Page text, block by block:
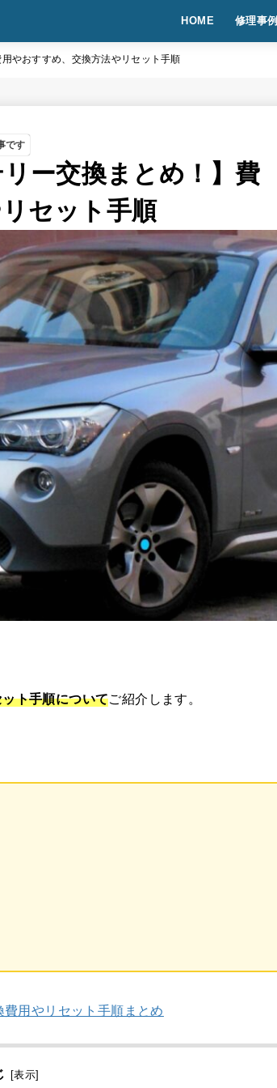
HOME 修理事例
やおすすめ、交換方法やリセット手順
です
ー交換まとめ！】費
セット手順
ト手順についてご紹介します。
用やリセット手順まとめ
[表示